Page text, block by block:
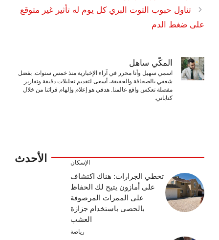
تناول حبوب التوت البري كل يوم له تأثير غير متوقع
على ضغط الدم
المكّي ساهل
اسمي سهيل وأنا محرر في آراء الإخبارية منذ خمس سنوات. بفضل
شغفي بالصحافة والحقيقة، أسعى لتقديم تحليلات دقيقة وتقارير
مفصلة تعكس واقع عالمنا. هدفي هو إعلام وإلهام قرائنا من خلال
كتاباتي.
الأحدث الإسكان
تخطي الجرارات: هناك اكتشاف
على أمازون يتيح لك الحفاظ
على الممرات المرصوفة
بالحصى باستخدام جزازة
العشب
رياضة